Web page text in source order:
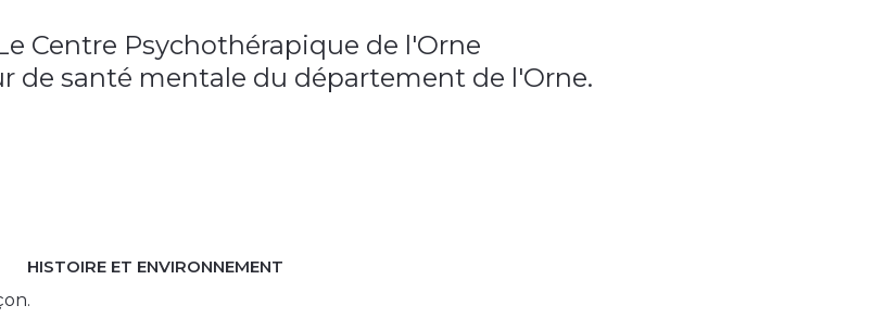
Centre Psychothérapique de l'Orne
de santé mentale du département de l'Orne.
HISTOIRE ET ENVIRONNEMENT